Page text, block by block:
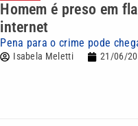
Homem é preso em
internet
Pena para o crime pode
Isabela Meletti 21/06/